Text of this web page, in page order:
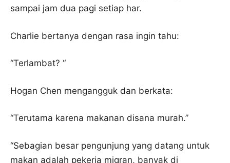
sampai jam dua pagi setiap har.
Charlie bertanya dengan rasa ingin tahu:
“Terlambat? “
Hogan Chen mengangguk dan berkata:
“Terutama karena makanan disana murah.”
“Sebagian besar pengunjung yang datang untuk
makan adalah pekerja migran, banyak di